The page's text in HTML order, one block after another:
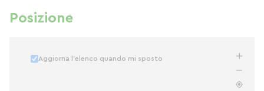
Posizione
Aggiorna l'elenco quando mi sposto